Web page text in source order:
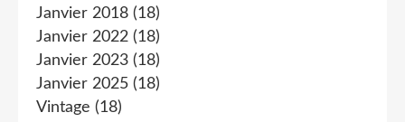
Janvier 2018 (18)
Janvier 2022 (18)
Janvier 2023 (18)
Janvier 2025 (18)
Vintage (18)